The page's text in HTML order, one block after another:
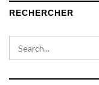
RECHERCHER